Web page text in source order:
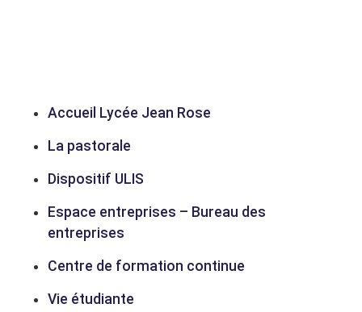
Accueil Lycée Jean Rose
La pastorale
Dispositif ULIS
Espace entreprises – Bureau des
entreprises
Centre de formation continue
Vie étudiante